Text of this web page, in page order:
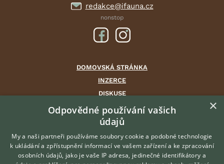
redakce@ifauna.cz
nonstop
DOMOVSKÁ STRÁNKA
INZERCE
DISKUSE
ČLÁNKY
CHOVATELSKÉ STANICE
ATLAS
VÝBĚR VHODNÉHO PLEMENE
×
Odpovědné používání vašich
údajů
My a naši partneři používáme soubory cookie a podobné technologie
k ukládání a zpřístupnění informací ve vašem zařízení a ke zpracování
osobních údajů, jako je vaše IP adresa, jedinečné identifikátory a